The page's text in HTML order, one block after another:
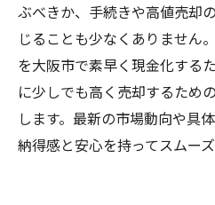
ぶべきか、手続きや高値売却
じることも少なくありません
を大阪市で素早く現金化する
に少しでも高く売却するため
します。最新の市場動向や具
納得感と安心を持ってスムー